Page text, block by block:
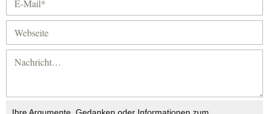
Ihre Argumente, Gedanken oder Informationen zum